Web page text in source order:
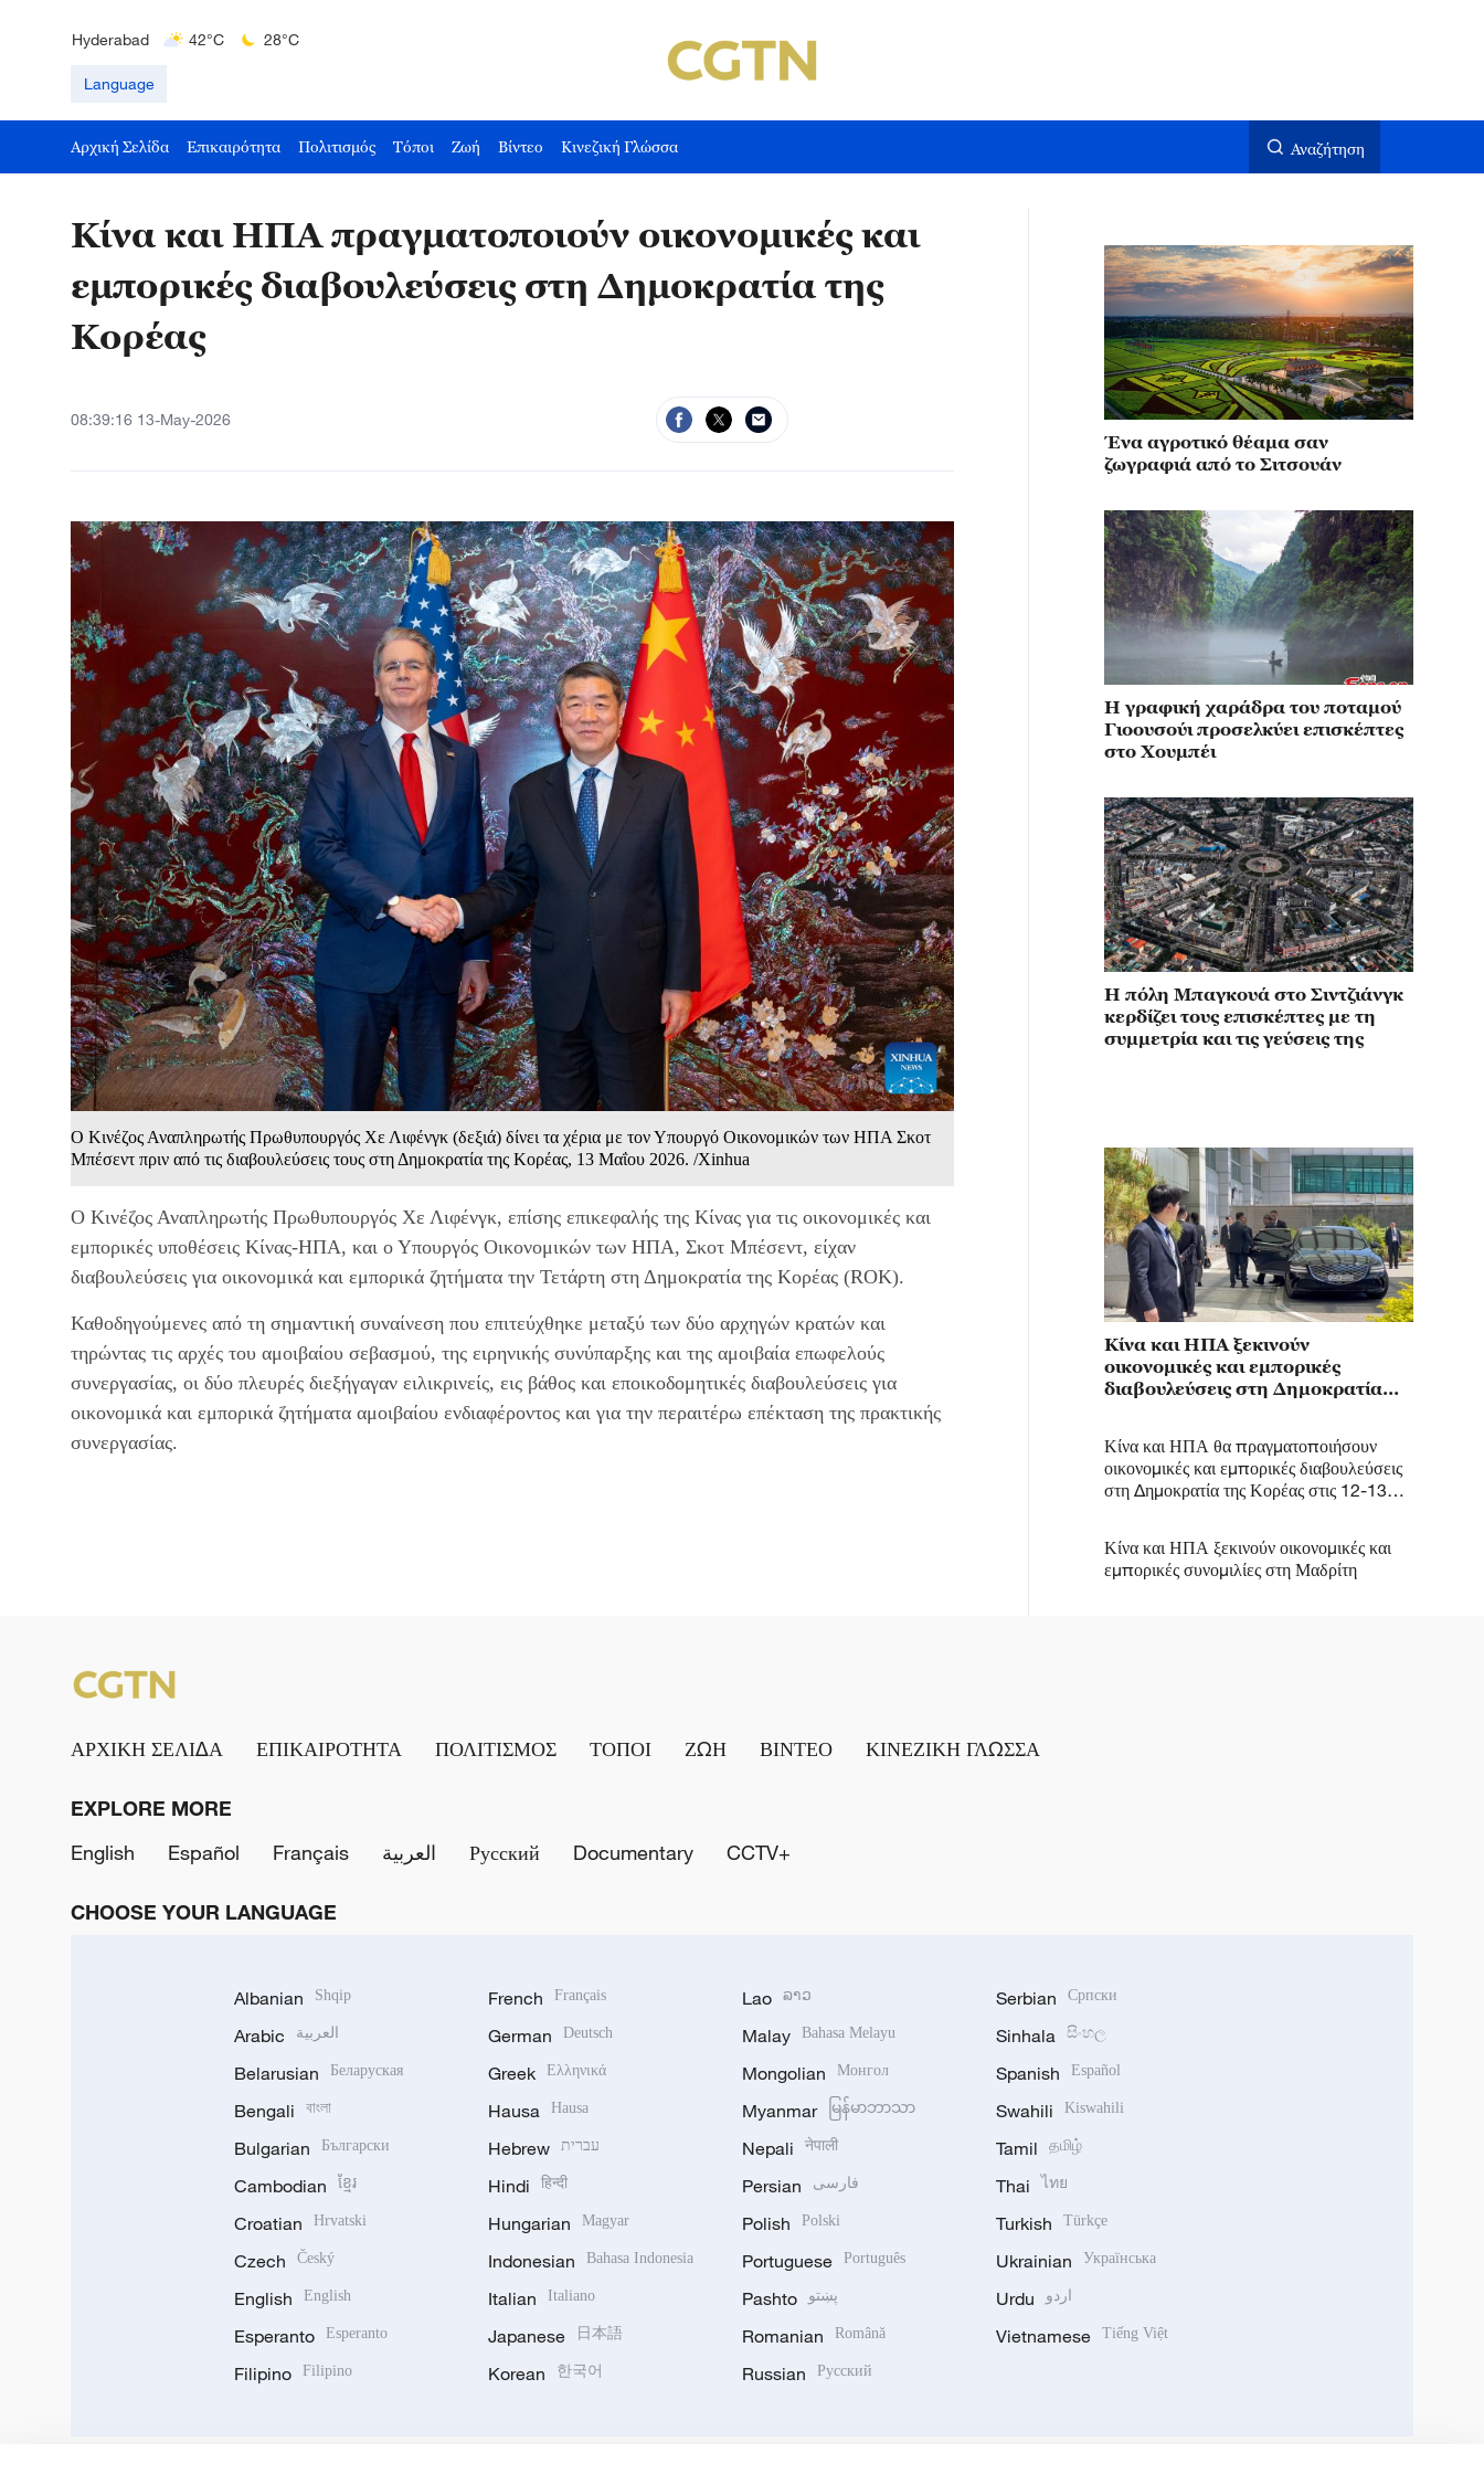
Hyderabad
42°C
28°C
Language
Αρχική Σελίδα Επικαιρότητα Πολιτισμός Τόποι Ζωή Βίντεο Κινεζική Γλώσσα Αναζήτηση
Κίνα και ΗΠΑ πραγματοποιούν οικονομικές και
εμπορικές διαβουλεύσεις στη Δημοκρατία της
Κορέας
08:39:16 13-May-2026
Ο Κινέζος Αναπληρωτής Πρωθυπουργός Χε Λιφένγκ (δεξιά) δίνει τα χέρια με τον Υπουργό Οικονομικών των ΗΠΑ Σκοτ
Μπέσεντ πριν από τις διαβουλεύσεις τους στη Δημοκρατία της Κορέας, 13 Μαΐου 2026. /Xinhua
Ο Κινέζος Αναπληρωτής Πρωθυπουργός Χε Λιφένγκ, επίσης επικεφαλής της Κίνας για τις οικονομικές και
εμπορικές υποθέσεις Κίνας-ΗΠΑ, και ο Υπουργός Οικονομικών των ΗΠΑ, Σκοτ ​​Μπέσεντ, είχαν
διαβουλεύσεις για οικονομικά και εμπορικά ζητήματα την Τετάρτη στη Δημοκρατία της Κορέας (ROK).
Καθοδηγούμενες από τη σημαντική συναίνεση που επιτεύχθηκε μεταξύ των δύο αρχηγών κρατών και
τηρώντας τις αρχές του αμοιβαίου σεβασμού, της ειρηνικής συνύπαρξης και της αμοιβαία επωφελούς
συνεργασίας, οι δύο πλευρές διεξήγαγαν ειλικρινείς, εις βάθος και εποικοδομητικές διαβουλεύσεις για
οικονομικά και εμπορικά ζητήματα αμοιβαίου ενδιαφέροντος και για την περαιτέρω επέκταση της πρακτικής
συνεργασίας.
Ένα αγροτικό θέαμα σαν
ζωγραφιά από το Σιτσουάν
Η γραφική χαράδρα του ποταμού
Γιοουσούι προσελκύει επισκέπτες
στο Χουμπέι
Η πόλη Μπαγκουά στο Σιντζιάνγκ
κερδίζει τους επισκέπτες με τη
συμμετρία και τις γεύσεις της
Κίνα και ΗΠΑ ξεκινούν
οικονομικές και εμπορικές
διαβουλεύσεις στη Δημοκρατία
Κίνα και ΗΠΑ θα πραγματοποιήσουν
οικονομικές και εμπορικές διαβουλεύσεις
στη Δημοκρατία της Κορέας στις 12-13
Κίνα και ΗΠΑ ξεκινούν οικονομικές και
εμπορικές συνομιλίες στη Μαδρίτη
ΑΡΧΙΚΗ ΣΕΛΙΔΑ ΕΠΙΚΑΙΡΟΤΗΤΑ ΠΟΛΙΤΙΣΜΟΣ ΤΟΠΟΙ ΖΩΗ ΒΙΝΤΕΟ ΚΙΝΕΖΙΚΗ ΓΛΩΣΣΑ
EXPLORE MORE
English
Español Français العربية Русский Documentary CCTV+
CHOOSE YOUR LANGUAGE
Albanian Shqip
Arabic العربية
Belarusian Беларуская
Bengali বাংলা
Bulgarian Български
Cambodian ខ្មែរ
Croatian Hrvatski
Czech Český
English English
Esperanto Esperanto
Filipino Filipino
French Français
German Deutsch
Greek Ελληνικά
Hausa Hausa
Hebrew עברית
Hindi हिन्दी
Hungarian Magyar
Indonesian Bahasa Indonesia
Italian Italiano
Japanese 日本語
Korean 한국어
Lao ລາວ
Malay Bahasa Melayu
Mongolian Монгол
Myanmar မြန်မာဘာသာ
Nepali नेपाली
Persian فارسی
Polish Polski
Portuguese Português
Pashto پښتو
Romanian Română
Russian Русский
Serbian Српски
Sinhala සිංහල
Spanish Español
Swahili Kiswahili
Tamil தமிழ்
Thai ไทย
Turkish Türkçe
Ukrainian Українська
Urdu اردو
Vietnamese Tiếng Việt